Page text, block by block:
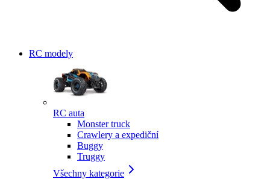
RC modely
RC auta
Monster truck
Crawlery a expediční
Buggy
Truggy
Všechny kategorie